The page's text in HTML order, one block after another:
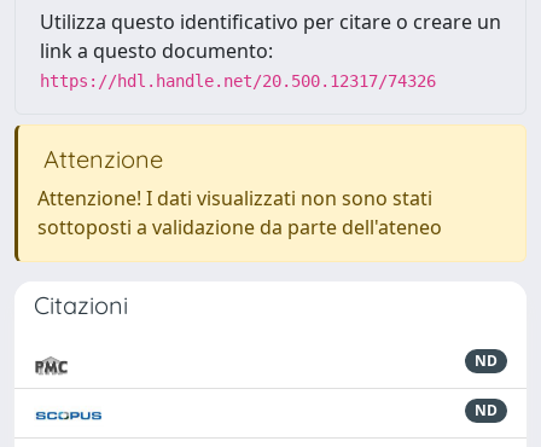
Utilizza questo identificativo per citare o creare un
link a questo documento:
https://hdl.handle.net/20.500.12317/74326
Attenzione
Attenzione! I dati visualizzati non sono stati
sottoposti a validazione da parte dell'ateneo
Citazioni
ND
ND